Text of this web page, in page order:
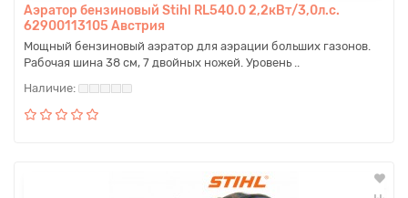
Аэратор бензиновый Stihl RL540.0 2,2кВт/3,0л.с.
62900113105 Австрия
Мощный бензиновый аэратор для аэрации больших газонов.
Рабочая шина 38 см, 7 двойных ножей. Уровень ..